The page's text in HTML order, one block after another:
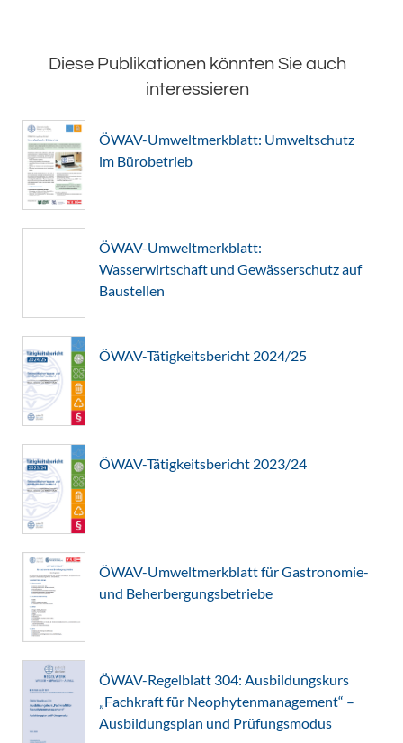
Diese Publikationen könnten Sie auch
interessieren
ÖWAV-Umweltmerkblatt: Umweltschutz
im Bürobetrieb
ÖWAV-Umweltmerkblatt:
Wasserwirtschaft und Gewässerschutz auf
Baustellen
ÖWAV-Tätigkeitsbericht 2024/25
ÖWAV-Tätigkeitsbericht 2023/24
ÖWAV-Umweltmerkblatt für Gastronomie-
und Beherbergungsbetriebe
ÖWAV-Regelblatt 304: Ausbildungskurs
„Fachkraft für Neophytenmanagement“ –
Ausbildungsplan und Prüfungsmodus